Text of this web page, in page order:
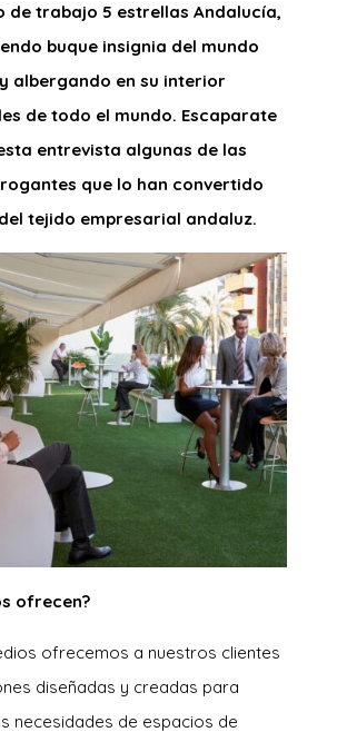
de trabajo 5 estrellas Andalucía,
buque insignia del mundo
albergando en su interior
de todo el mundo. Escaparate
entrevista algunas de las
que lo han convertido
tejido empresarial andaluz.
ofrecen?
ofrecemos a nuestros clientes
diseñadas y creadas para
necesidades de espacios de